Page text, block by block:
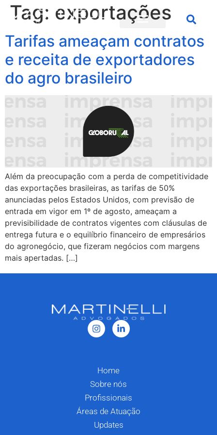
Tag: exportações
Tarifas ameaçam contratos
e receita de exportadores
do agro brasileiro
Além da preocupação com a perda de competitividade
das exportações brasileiras, as tarifas de 50%
anunciadas pelos Estados Unidos, com previsão de
entrada em vigor em 1º de agosto, ameaçam a
previsibilidade de contratos vigentes com cláusulas de
entrega futura e o equilíbrio financeiro de empresários
do agronegócio, que fizeram negócios com margens
mais apertadas. […]
Home
Sobre nós
Profissionais
Áreas de Atuação
Updates